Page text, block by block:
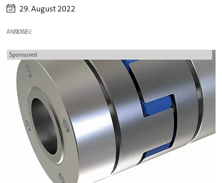
29. August 2022
ANZEIGE
Sponsored